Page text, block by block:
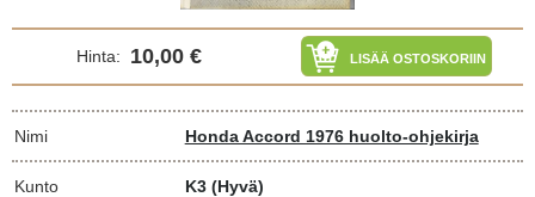
Hinta: 10,00 € LISÄÄ OSTOSKORIIN
Nimi Honda Accord 1976 huolto-ohjekirja
Kunto K3 (Hyvä)